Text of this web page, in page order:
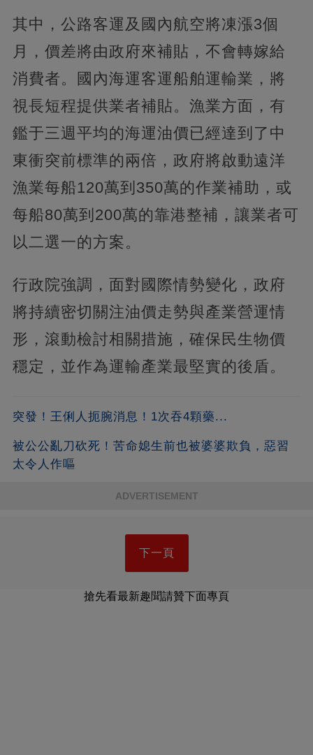
其中，公路客運及國內航空將凍漲3個
月，價差將由政府來補貼，不會轉嫁給
消費者。國內海運客運船舶運輸業，將
視長短程提供業者補貼。漁業方面，有
鑑于三週平均的海運油價已經達到了中
東衝突前標準的兩倍，政府將啟動遠洋
漁業每船120萬到350萬的作業補助，或
每船80萬到200萬的靠港整補，讓業者可
以二選一的方案。
行政院強調，面對國際情勢變化，政府
將持續密切關注油價走勢與產業營運情
形，滾動檢討相關措施，確保民生物價
穩定，並作為運輸產業最堅實的後盾。
突發！王俐人扼腕消息！1次吞4顆藥...
被公公亂刀砍死！苦命媳生前也被婆婆欺負，惡習
太令人作嘔
ADVERTISEMENT
下一頁
搶先看最新趣聞請贊下面專頁